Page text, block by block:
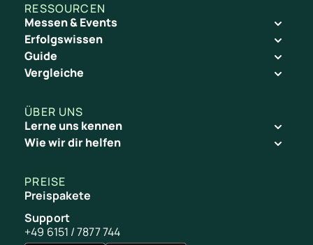
RESSOURCEN
Messen & Events
Erfolgswissen
Guide
Vergleiche
ÜBER UNS
Lerne uns kennen
Wie wir dir helfen
PREISE
Preispakete
Support
+49 6151 / 7877 744